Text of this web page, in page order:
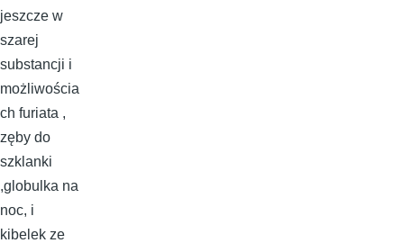
jeszcze w
szarej
substancji i
możliwościa
ch furiata ,
zęby do
szklanki
,globulka na
noc, i
kibelek ze